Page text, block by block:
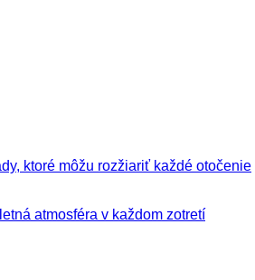
ktoré môžu rozžiariť každé otočenie
atmosféra v každom zotretí